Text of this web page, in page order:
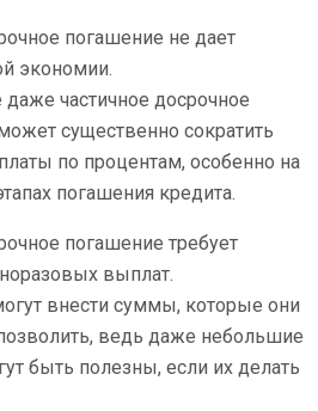
погашение не дает
экономии.
даже частичное досрочное
существенно сократить
по процентам, особенно на
погашения кредита.
погашение требует
выплат.
внести суммы, которые они
ведь даже небольшие
быть полезны, если их делать